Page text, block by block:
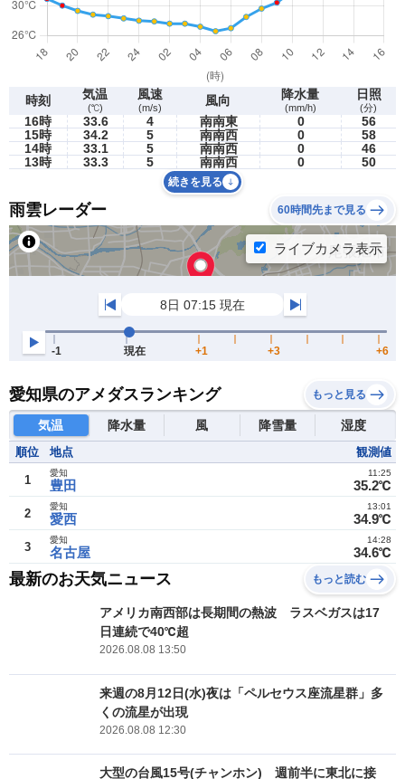
時刻 気温
(℃)
風速
(m/s) 風向 降水量
(mm/h)
日照
(分)
16時 33.6 4 南南東 0
56
15時
34.2 5 南南西 0
58
14時
33.1 5 南南西 0
46
13時
33.3 5 南南西 0 50
続きを見る
雨雲レーダー 60時間先まで見る
愛知県のアメダスランキング もっと見る
気温 降水量 風 降雪量 湿度
順位 地点 観測値
1 豊田
愛知
35.2℃
11:25
2 愛西
愛知
34.9℃
13:01
3 名古屋
愛知
34.6℃
14:28
最新のお天気ニュース もっと読む
アメリカ南西部は長期間の熱波 ラスベガスは17
日連続で40℃超
2026.08.08 13:50
来週の8月12日(水)夜は「ペルセウス座流星群」多
くの流星が出現
2026.08.08 12:30
大型の台風15号(チャンホン) 週前半に東北に接